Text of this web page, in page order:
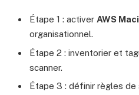
Étape 1 : activer AWS
organisationnel.
Étape 2 : inventorier et
scanner.
Étape 3 : définir règles